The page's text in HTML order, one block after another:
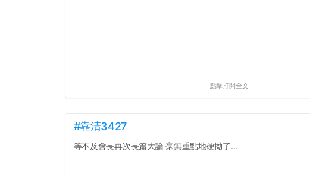
點擊打開全文
#靠清3427
等不及會長再次長篇大論 毫無重點地硬拗了...